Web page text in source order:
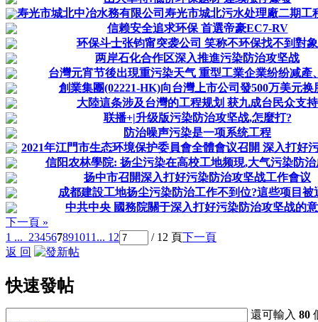
寿光市城北中冶水務有限公司寿光市城北污水处理廠二期工
信赖安全追求环保 首選帝豪EC7-RV
环保斗士张钧甯突袭公司 笑称不环保找不到對象
两岸石化合作区深入推進污染防治攻坚战
台灣元宵节後出現重污染天气 重型工業企業纷纷减產
創業集團(02221-HK)向台灣上市公司發500万美元换
大陸這条涉及台灣的工程规划 获九成台民众支持
联播+|升级版污染防治攻坚战,怎麼打?
防治噪声污染是一项系统工程
2021年江門市生态环境保护委員會全體會议召開 深入打好
信阳农林學院: 扬尘污染在高校工地频現,大气污染防
扬中市召開深入打好污染防治攻坚战工作會议
成都建設工地扬尘污染防治工作不到位?這些项目被
中共中央 國務院關于深入打好污染防治攻坚战的
下一頁 »
1 ... 234567891011 ... 12 / 12 頁下一頁
返 回
快速發帖
還可輸入80